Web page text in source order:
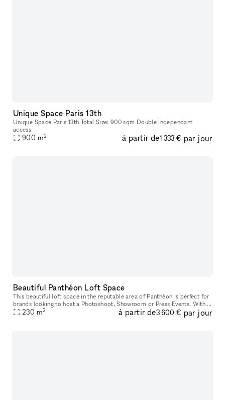
Unique Space Paris 13th
Unique Space Paris 13th Total Size: 900 sqm Double independant
access
900 m2 à partir de1 333 € par jour
Beautiful Panthéon Loft Space
This beautiful loft space in the reputable area of Panthéon is perfect for
brands looking to host a Photoshoot, Showroom or Press Events. With a
artistic ambiance, this showroom offers a cozy atmosp
230 m2 à partir de3 600 € par jour